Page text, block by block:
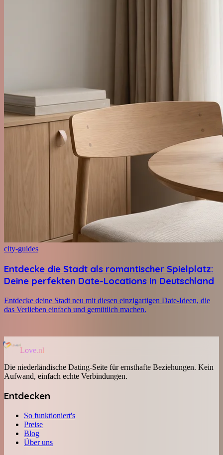
city-guides
Entdecke die Stadt als romantischer Spielplatz:
Deine perfekten Date-Locations in Deutschland
Entdecke deine Stadt neu mit diesen einzigartigen Date-Ideen, die
das Verlieben einfach und gemütlich machen.
Love.nl
Die niederländische Dating-Seite für ernsthafte Beziehungen. Kein
Aufwand, einfach echte Verbindungen.
Entdecken
So funktioniert's
Preise
Blog
Über uns